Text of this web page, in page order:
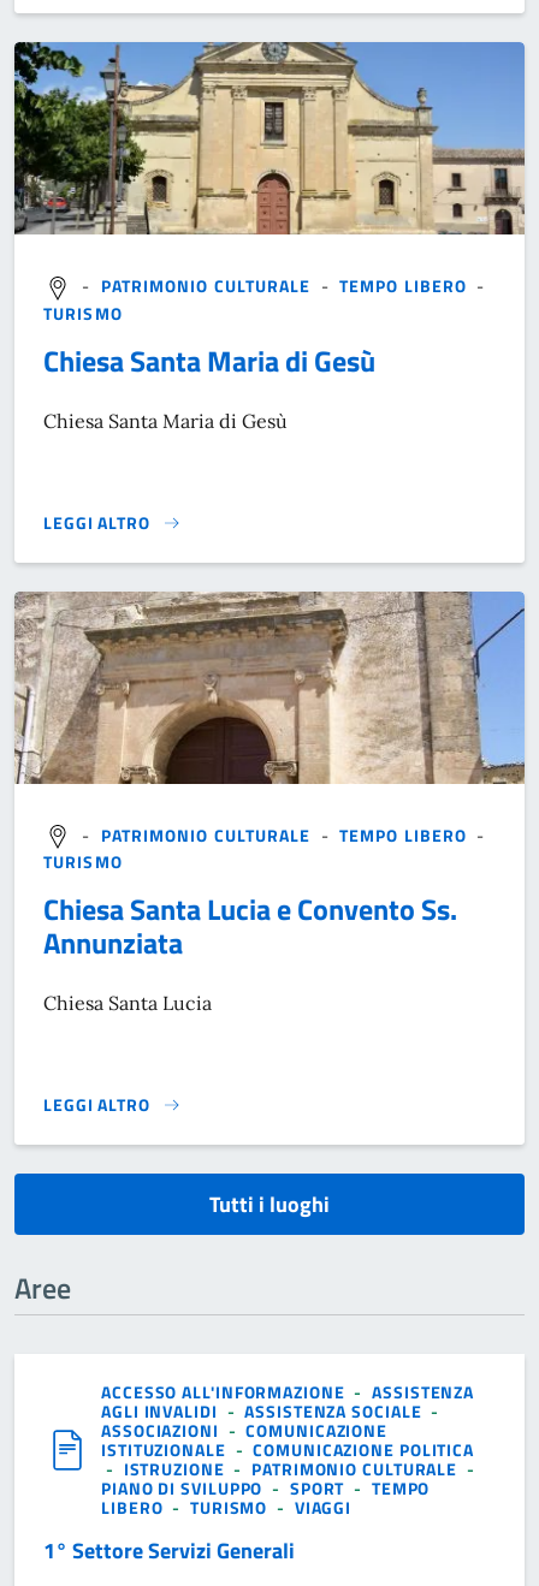
- PATRIMONIO CULTURALE -TEMPO LIBERO -
TURISMO
Chiesa Santa Maria di Gesù
Chiesa Santa Maria di Gesù
LEGGI ALTRO
}
- PATRIMONIO CULTURALE -TEMPO LIBERO -
TURISMO
Chiesa Santa Lucia e Convento Ss.
Annunziata
Chiesa Santa Lucia
LEGGI ALTRO
}
Tutti i luoghi
Aree
ACCESSO ALL'INFORMAZIONE -ASSISTENZA
AGLI INVALIDI -ASSISTENZA SOCIALE -
ASSOCIAZIONI -COMUNICAZIONE
ISTITUZIONALE -COMUNICAZIONE POLITICA
- ISTRUZIONE - PATRIMONIO CULTURALE -
PIANO DI SVILUPPO - SPORT - TEMPO
LIBERO - TURISMO - VIAGGI
1° Settore Servizi Generali